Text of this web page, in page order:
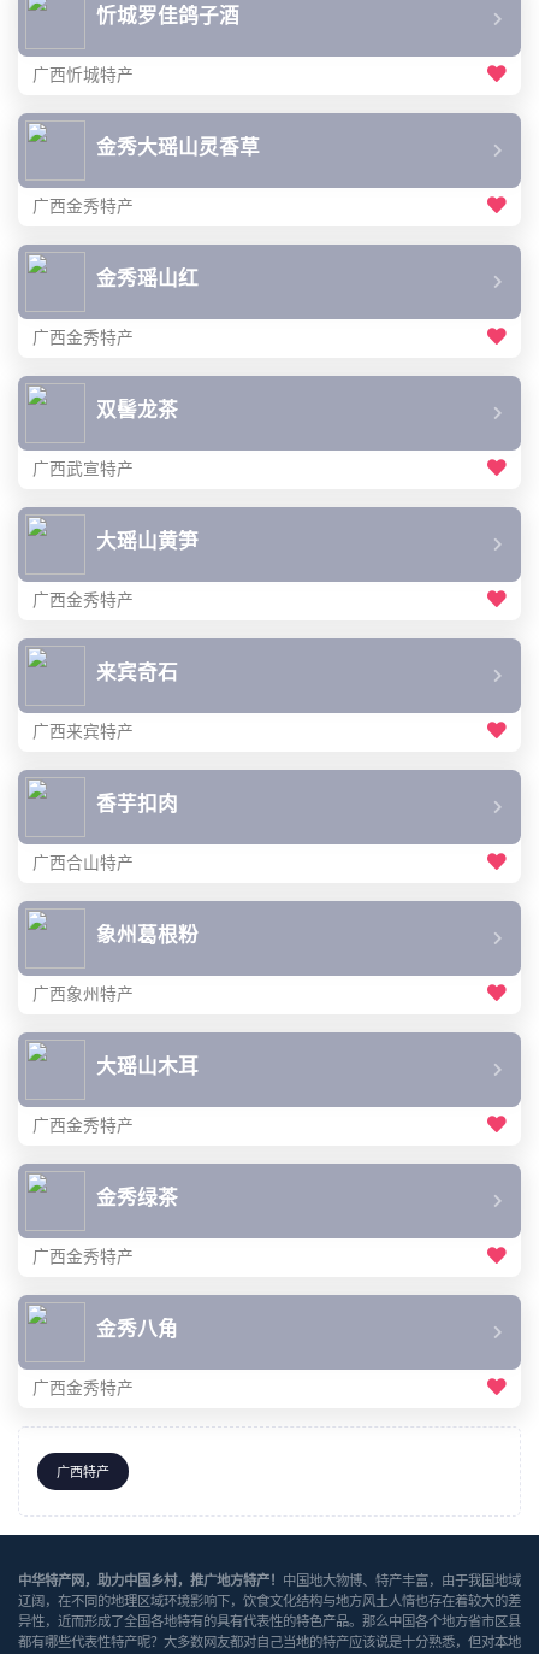
忻城罗佳鸽子酒
广西忻城特产
金秀大瑶山灵香草
广西金秀特产
金秀瑶山红
广西金秀特产
双髻龙茶
广西武宣特产
大瑶山黄笋
广西金秀特产
来宾奇石
广西来宾特产
香芋扣肉
广西合山特产
象州葛根粉
广西象州特产
大瑶山木耳
广西金秀特产
金秀绿茶
广西金秀特产
金秀八角
广西金秀特产
广西特产
中华特产网，助力中国乡村，推广地方特产！ 中国地大物博、特产丰富，由于我国地域
辽阔，在不同的地理区域环境影响下，饮食文化结构与地方风土人情也存在着较大的差
异性，近而形成了全国各地特有的具有代表性的特色产品。那么中国各个地方省市区县
都有哪些代表性特产呢？大多数网友都对自己当地的特产应该说是十分熟悉，但对本地